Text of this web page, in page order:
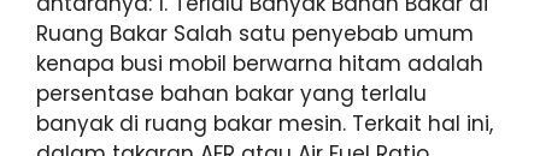
Ruang Bakar Salah satu penyebab umum
kenapa busi mobil berwarna hitam adalah
persentase bahan bakar yang terlalu
banyak di ruang bakar mesin. Terkait hal ini,